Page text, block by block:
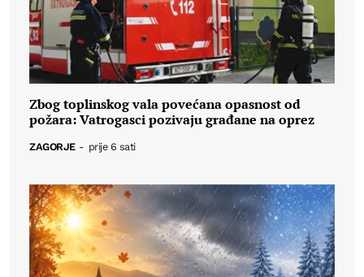
Zbog toplinskog vala povećana opasnost od
požara: Vatrogasci pozivaju građane na oprez
ZAGORJE - prije 6 sati